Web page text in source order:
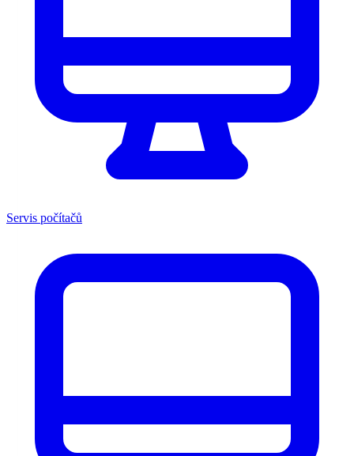
Servis počítačů